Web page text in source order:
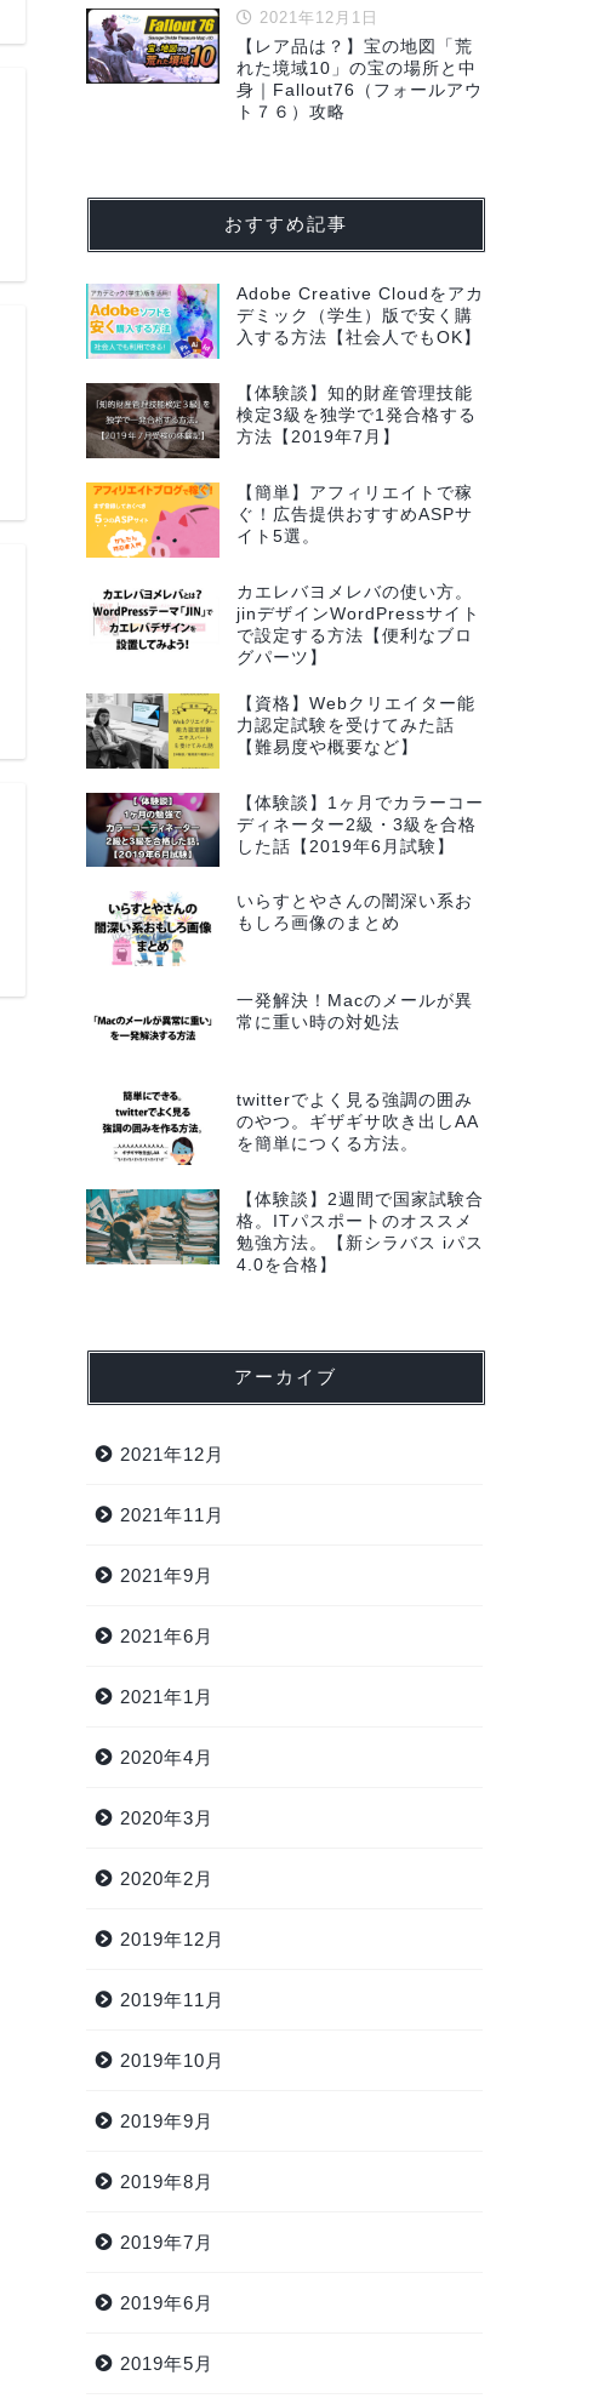
2021年12月1日
【レア品は？】宝の地図「荒
れた境域10」の宝の場所と中
身｜Fallout76（フォールアウ
ト７６）攻略
おすすめ記事
Adobe Creative Cloudをアカ
デミック（学生）版で安く購
入する方法【社会人でもOK】
【体験談】知的財産管理技能
検定3級を独学で1発合格する
方法【2019年7月】
【簡単】アフィリエイトで稼
ぐ！広告提供おすすめASPサ
イト5選。
カエレバヨメレバの使い方。
jinデザインWordPressサイト
で設定する方法【便利なブロ
グパーツ】
【資格】Webクリエイター能
力認定試験を受けてみた話
【難易度や概要など】
【体験談】1ヶ月でカラーコー
ディネーター2級・3級を合格
した話【2019年6月試験】
いらすとやさんの闇深い系お
もしろ画像のまとめ
一発解決！Macのメールが異
常に重い時の対処法
twitterでよく見る強調の囲み
のやつ。ギザギサ吹き出しAA
を簡単につくる方法。
【体験談】2週間で国家試験合
格。ITパスポートのオススメ
勉強方法。【新シラバス iパス
4.0を合格】
アーカイブ
2021年12月
2021年11月
2021年9月
2021年6月
2021年1月
2020年4月
2020年3月
2020年2月
2019年12月
2019年11月
2019年10月
2019年9月
2019年8月
2019年7月
2019年6月
2019年5月